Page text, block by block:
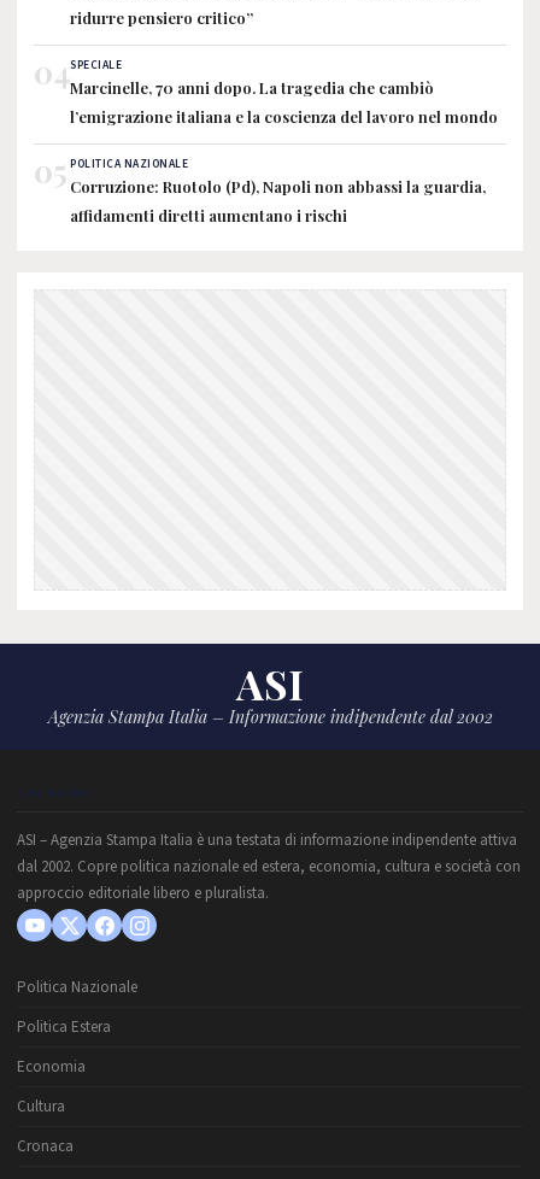
ridurre pensiero critico”
04SPECIALE
Marcinelle, 70 anni dopo. La tragedia che cambiò
l’emigrazione italiana e la coscienza del lavoro nel mondo
05 POLITICA NAZIONALE
Corruzione: Ruotolo (Pd), Napoli non abbassi la guardia,
affidamenti diretti aumentano i rischi
ASI
Agenzia Stampa Italia – Informazione indipendente dal 2002
CHI SIAMO
ASI – Agenzia Stampa Italia è una testata di informazione indipendente attiva
dal 2002. Copre politica nazionale ed estera, economia, cultura e società con
approccio editoriale libero e pluralista.
Politica Nazionale
Politica Estera
Economia
Cultura
Cronaca